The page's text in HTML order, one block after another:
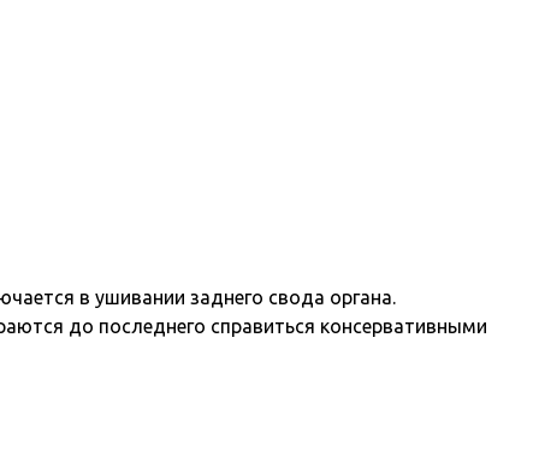
в ушивании заднего свода органа.
до последнего справиться консервативными